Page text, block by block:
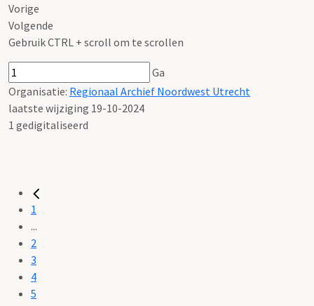
Vorige
Volgende
Gebruik CTRL + scroll om te scrollen
Ga
Organisatie: Regionaal Archief Noordwest Utrecht
laatste wijziging 19-10-2024
1 gedigitaliseerd
1
...
2
3
4
5